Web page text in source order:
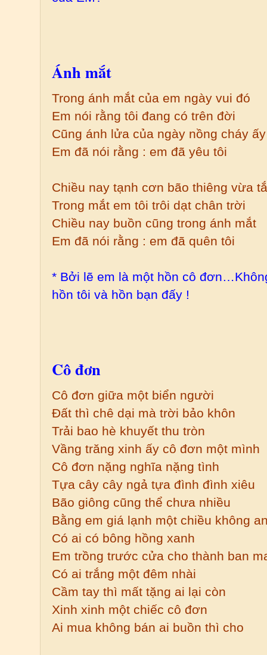
Ánh mắt
Trong ánh mắt của em ngày vui đó
Em nói rằng tôi đang có trên đời
Cũng ánh lửa của ngày nồng cháy ấy
Em đã nói rằng : em đã yêu tôi
Chiều nay tạnh cơn bão thiêng vừa
Trong mắt em tôi trôi dạt chân trời
Chiều nay buồn cũng trong ánh mắt
Em đã nói rằng : em đã quên tôi
* Bởi lẽ em là một hồn cô
hồn tôi và hồn bạn đấy !
Cô đơn
Cô đơn giữa một biển người
Đất thì chê dại mà trời bảo khôn
Trải bao hè khuyết thu tròn
Vầng trăng xinh ấy cô đơn một mình
Cô đơn nặng nghĩa nặng tình
Tựa cây cây ngả tựa đình đình xiêu
Bão giông cũng thể chưa nhiều
Bằng em giá lạnh một chiều không
Có ai có bông hồng xanh
Em trồng trước cửa cho thành ban
Có ai trắng một đêm nhài
Cầm tay thì mất tặng ai lại còn
Xinh xinh một chiếc cô đơn
Ai mua không bán ai buồn thì cho